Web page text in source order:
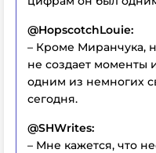
@HopscotchLouie:
– Кроме Миранчука,
не создает моменты
одним из немногих
сегодня.
@SHWrites:
– Мне кажется, что